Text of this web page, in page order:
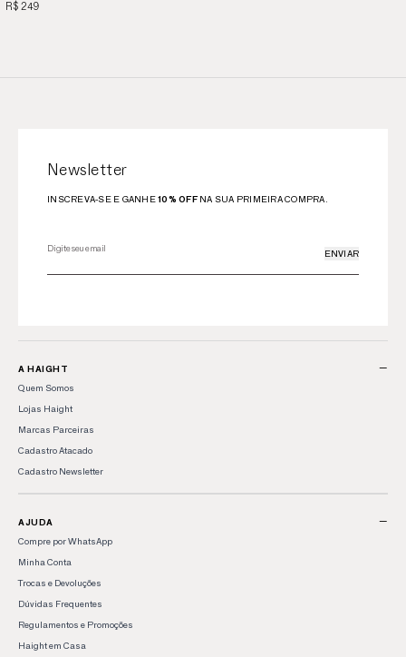
R$ 249
Newsletter
INSCREVA-SE E GANHE10% OFFNA SUA PRIMEIRA COMPRA.
ENVIAR
A HAIGHT −
Quem Somos
Lojas Haight
Marcas Parceiras
Cadastro Atacado
Cadastro Newsletter
AJUDA −
Compre por WhatsApp
Minha Conta
Trocas e Devoluções
Dúvidas Frequentes
Regulamentos e Promoções
Haight em Casa